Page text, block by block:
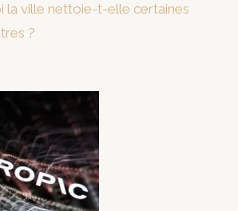
la ville nettoie-t-elle certaines
?